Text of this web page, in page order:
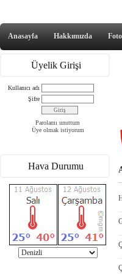
Anasayfa Hakkımızda
Üyelik Girişi
Kullanıcı adı
Şifre
Parolamı unuttum
Üye olmak istiyorum
Hava Durumu